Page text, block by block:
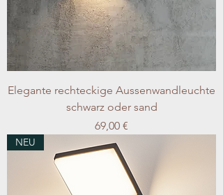
Elegante rechteckige Aussenwandleuchte
schwarz oder sand
Preis
69,00 €
NEU